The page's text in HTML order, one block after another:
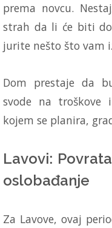
prema novcu.
strah da li će biti
jurite nešto što vam
Dom prestaje da
svode na troškove
kojem se planira,
Lavovi:
oslobađanje
Za Lavove, ovaj